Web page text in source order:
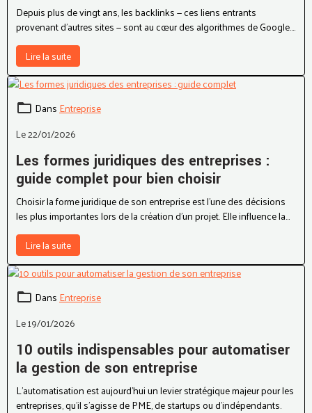
Depuis plus de vingt ans, les backlinks — ces liens entrants
provenant d’autres sites — sont au cœur des algorithmes de Google.
Ils ont longtemps été considérés comme le principal facteur de
classement, à tel point qu’une industrie entière s’est développée
autour de l’achat, de l’échange et de l’optimisation de liens.
Lire la suite
DansEntreprise
Le 22/01/2026
Les formes juridiques des entreprises :
guide complet pour bien choisir
Choisir la forme juridique de son entreprise est l’une des décisions
les plus importantes lors de la création d’un projet. Elle influence la
fiscalité, la responsabilité du dirigeant, la crédibilité auprès des
partenaires, la facilité de développement et même la manière dont on
peut vendre ou transmettre l’entreprise.
Lire la suite
DansEntreprise
Le 19/01/2026
10 outils indispensables pour automatiser
la gestion de son entreprise
L’automatisation est aujourd’hui un levier stratégique majeur pour les
entreprises, qu’il s’agisse de PME, de startups ou d’indépendants.